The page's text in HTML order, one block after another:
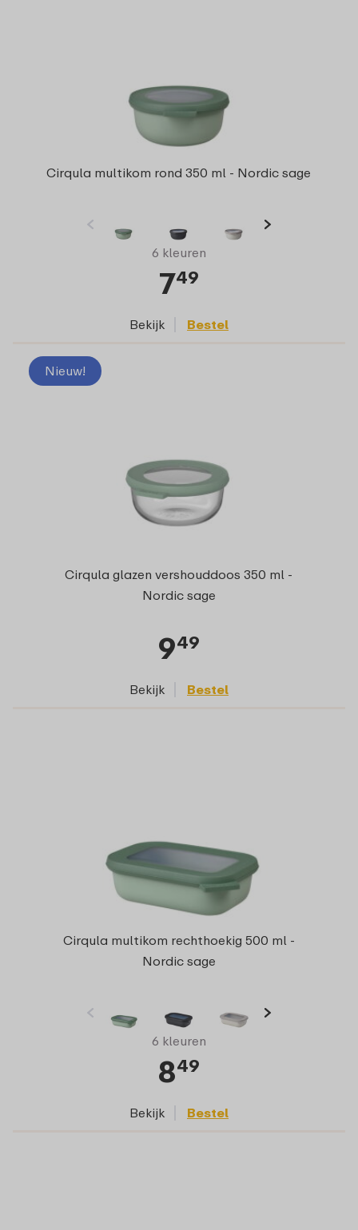
Cirqula multikom rond 350 ml - Nordic sage
6 kleuren
749
Bekijk Bestel
Nieuw!
Cirqula glazen vershouddoos 350 ml -
Nordic sage
949
Bekijk Bestel
Cirqula multikom rechthoekig 500 ml -
Nordic sage
6 kleuren
849
Bekijk Bestel